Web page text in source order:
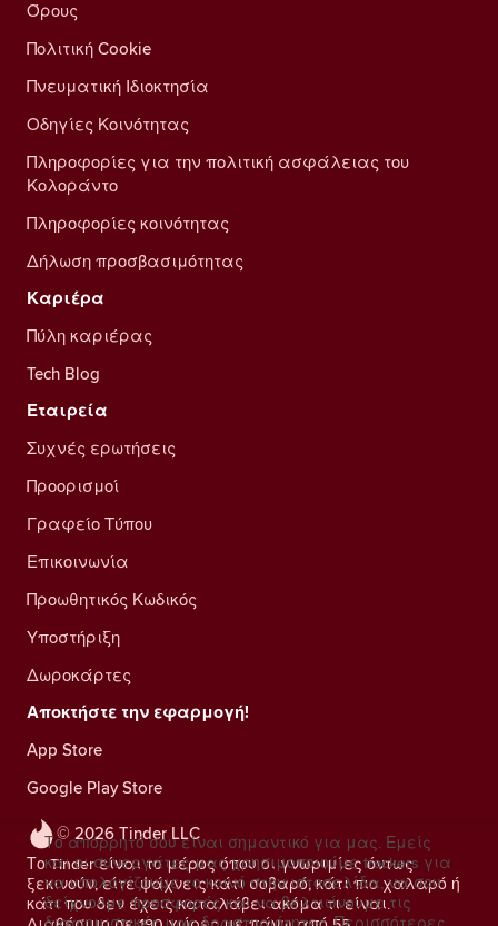
© 2026 Tinder LLC
Το Tinder είναι το μέρος όπου οι γνωριμίες όντως
ξεκινούν, είτε ψάχνεις κάτι σοβαρό, κάτι πιο χαλαρό ή
κάτι που δεν έχεις καταλάβει ακόμα τι είναι.
Όρους
Πολιτική Cookie
Πνευματική Ιδιοκτησία
Οδηγίες Κοινότητας
Πληροφορίες για την πολιτική ασφάλειας του
Κολοράντο
Πληροφορίες κοινότητας
Δήλωση προσβασιμότητας
Καριέρα
Πύλη καριέρας
Tech Blog
Εταιρεία
Συχνές ερωτήσεις
Προορισμοί
Γραφείο Τύπου
Επικοινωνία
Προωθητικός Κωδικός
Υποστήριξη
Δωροκάρτες
Αποκτήστε την εφαρμογή!
App Store
Google Play Store
Το απόρρητό σου είναι σημαντικό για μας. Εμείς
και οι συνεργάτες μας χρησιμοποιούμε trackers για
να υπολογίζουμε το κοινό στην ιστοσελίδα, να σου
δείχνουμε προσφορές και να βελτιώνουμε τις